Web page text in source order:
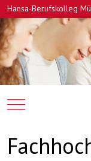
Hansa-Berufskolleg
Mobile Menu Toggle